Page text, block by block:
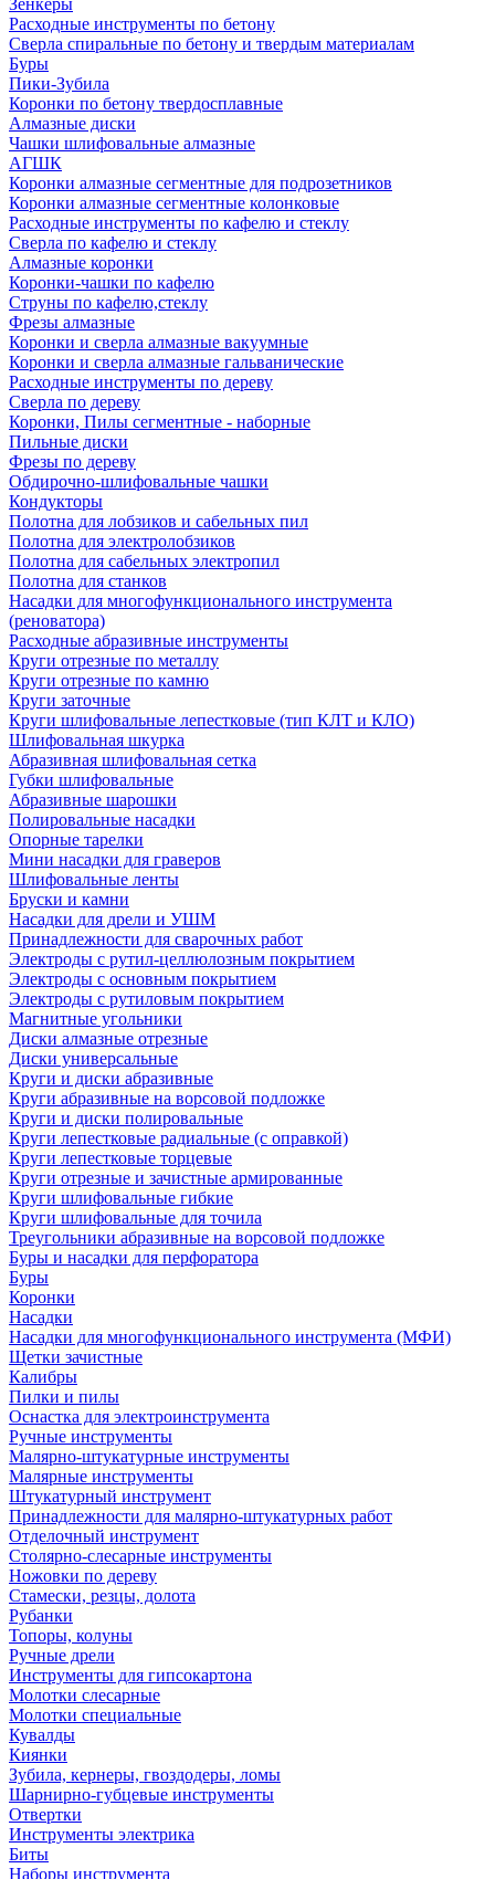
Зенкеры
Расходные инструменты по бетону
Сверла спиральные по бетону и твердым материалам
Буры
Пики-Зубила
Коронки по бетону твердосплавные
Алмазные диски
Чашки шлифовальные алмазные
АГШК
Коронки алмазные сегментные для подрозетников
Коронки алмазные сегментные колонковые
Расходные инструменты по кафелю и стеклу
Сверла по кафелю и стеклу
Алмазные коронки
Коронки-чашки по кафелю
Струны по кафелю,стеклу
Фрезы алмазные
Коронки и сверла алмазные вакуумные
Коронки и сверла алмазные гальванические
Расходные инструменты по дереву
Сверла по дереву
Коронки, Пилы сегментные - наборные
Пильные диски
Фрезы по дереву
Обдирочно-шлифовальные чашки
Кондукторы
Полотна для лобзиков и сабельных пил
Полотна для электролобзиков
Полотна для сабельных электропил
Полотна для станков
Насадки для многофункционального инструмента
(реноватора)
Расходные абразивные инструменты
Круги отрезные по металлу
Круги отрезные по камню
Круги заточные
Круги шлифовальные лепестковые (тип КЛТ и КЛО)
Шлифовальная шкурка
Абразивная шлифовальная сетка
Губки шлифовальные
Абразивные шарошки
Полировальные насадки
Опорные тарелки
Мини насадки для граверов
Шлифовальные ленты
Бруски и камни
Насадки для дрели и УШМ
Принадлежности для сварочных работ
Электроды с рутил-целлюлозным покрытием
Электроды с основным покрытием
Электроды с рутиловым покрытием
Магнитные угольники
Диски алмазные отрезные
Диски универсальные
Круги и диски абразивные
Круги абразивные на ворсовой подложке
Круги и диски полировальные
Круги лепестковые радиальные (с оправкой)
Круги лепестковые торцевые
Круги отрезные и зачистные армированные
Круги шлифовальные гибкие
Круги шлифовальные для точила
Треугольники абразивные на ворсовой подложке
Буры и насадки для перфоратора
Буры
Коронки
Насадки
Насадки для многофункционального инструмента (МФИ)
Щетки зачистные
Калибры
Пилки и пилы
Оснастка для электроинструмента
Ручные инструменты
Малярно-штукатурные инструменты
Малярные инструменты
Штукатурный инструмент
Принадлежности для малярно-штукатурных работ
Отделочный инструмент
Столярно-слесарные инструменты
Ножовки по дереву
Стамески, резцы, долота
Рубанки
Топоры, колуны
Ручные дрели
Инструменты для гипсокартона
Молотки слесарные
Молотки специальные
Кувалды
Киянки
Зубила, кернеры, гвоздодеры, ломы
Шарнирно-губцевые инструменты
Отвертки
Инструменты электрика
Биты
Наборы инструмента